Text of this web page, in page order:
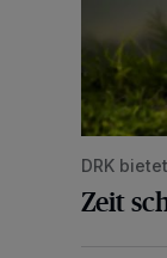
DRK
Zeit